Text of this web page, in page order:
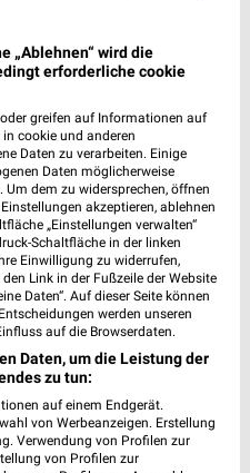
ab Mo.
BLÄTTERN
HANDY & SMARTPHONE FAHRRAD
„Ablehnen“ wird die
erforderliche cookie
greifen auf Informationen auf
in cookie und anderen
Daten zu verarbeiten. Einige
Daten möglicherweise
dem zu widersprechen, öffnen
akzeptieren, ablehnen
„Einstellungen verwalten“
Schaltfläche in der linken
Einwilligung zu widerrufen,
Link in der Fußzeile der Website
Daten“. Auf dieser Seite können
werden unseren
auf die Browserdaten.
Daten, um die Leistung der
zu tun:
auf einem Endgerät.
von Werbeanzeigen. Erstellung
Verwendung von Profilen zur
von Profilen zur